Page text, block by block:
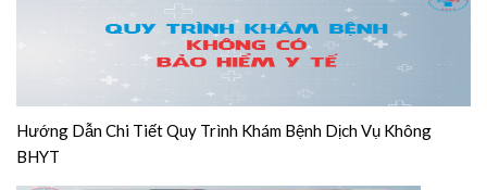
Hướng Dẫn Chi Tiết Quy Trình Khám Bệnh Dịch Vụ Không
BHYT